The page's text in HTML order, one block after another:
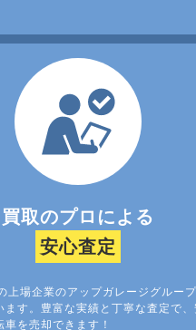
買取のプロによる
安心査定
上場企業のアップガレージグルー
ます。豊富な実績と丁寧な査定で、
車を売却できます！